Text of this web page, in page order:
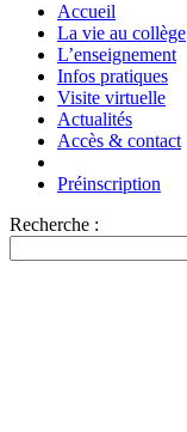
Accueil
La vie au collège
L’enseignement
Infos pratiques
Visite virtuelle
Actualités
Accès & contact
Préinscription
Recherche :